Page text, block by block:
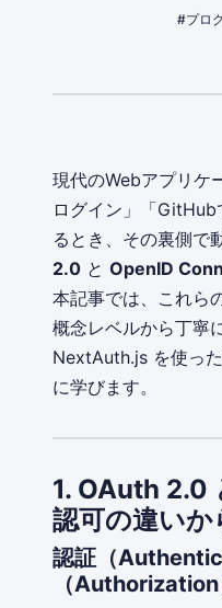
#プロ
現代のWebアプリケ
ログイン」「
るとき、その裏側で
2.0 と OpenID
本記事では、これら
概念レベルから丁寧
NextAuth.js を使っ
に学びます。
1. OAuth 2.0
認可の違いか
認証（
（Authorization